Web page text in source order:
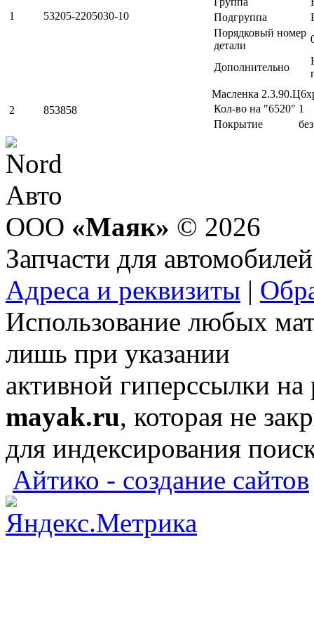
1 53205-2205030-10
Подгруппа
Порядковый номер
детали
Дополнительно
2 853858
Масленка
Кол-во на "6520" 1
Покрытие
ООО «Маяк» © 2026
Запчасти для автомобилей
Адреса и реквизиты |
Использование любых
лишь при указании
активной гиперссылки
mayak.ru, которая не
для индексирования
Айтико - создание сайтов